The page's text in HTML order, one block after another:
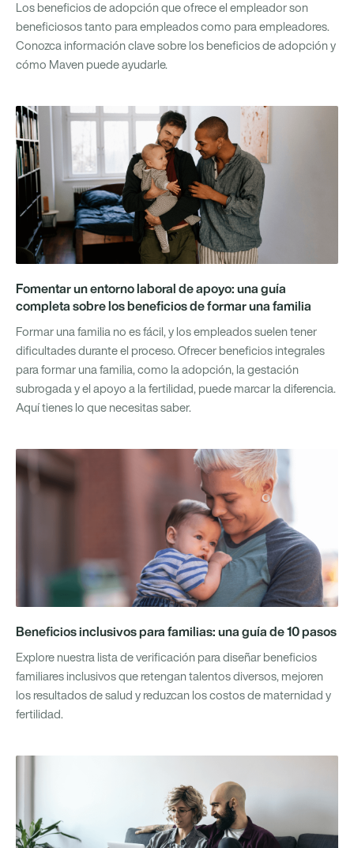
Los beneficios de adopción que ofrece el empleador son
beneficiosos tanto para empleados como para empleadores.
Conozca información clave sobre los beneficios de adopción y
cómo Maven puede ayudarle.
Fomentar un entorno laboral de apoyo: una guía
completa sobre los beneficios de formar una familia
Formar una familia no es fácil, y los empleados suelen tener
dificultades durante el proceso. Ofrecer beneficios integrales
para formar una familia, como la adopción, la gestación
subrogada y el apoyo a la fertilidad, puede marcar la diferencia.
Aquí tienes lo que necesitas saber.
Beneficios inclusivos para familias: una guía de 10 pasos
Explore nuestra lista de verificación para diseñar beneficios
familiares inclusivos que retengan talentos diversos, mejoren
los resultados de salud y reduzcan los costos de maternidad y
fertilidad.